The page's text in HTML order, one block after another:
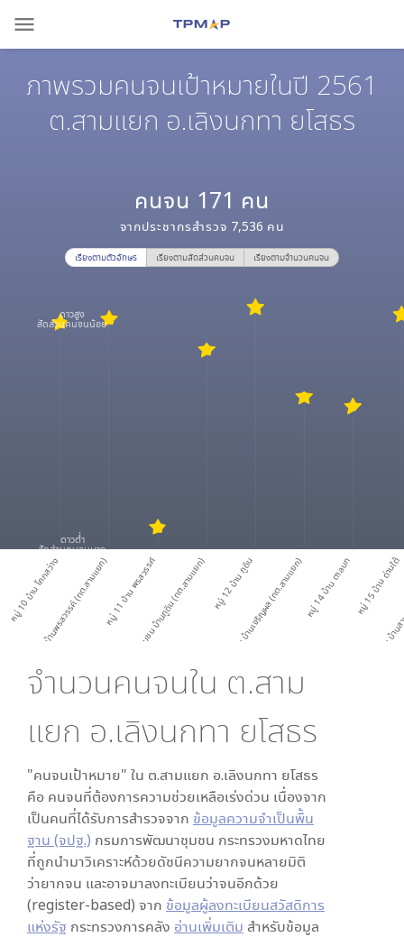
menu
ภาพรวมคนจนเป้าหมายในปี 2561
ต.สามแยก อ.เลิงนกทา ยโสธร
คนจน 171 คน
จากประชากรสำรวจ 7,536 คน
เรียงตามตัวอักษร เรียงตามสัดส่วนคนจน เรียงตามจำนวนคนจน
หมู่ 10 บ้าน โคกสว่าง
หมู่ 11 ชุมชน บ้านพรสวรรค์ (ทต.สามแยก)หมู่ 11 บ้าน พรสวรรค์
หมู่ 12 ชุมชน บ้านภูดิน (ทต.สามแยก) หมู่ 12 บ้าน ภูดิน
หมู่ 13 ชุมชน บ้านเจริญผล (ทต.สามแยก) หมู่ 14 บ้าน ตาลบก หมู่ 15 บ้าน ด่านใต้
หมู่ 1 ชุม
ดาวสูง
สัดส่วนคนจนน้อย
ดาวต่ำ
สัดส่วนคนจนมาก
จำนวนคนจนใน ต.สาม
แยก อ.เลิงนกทา ยโสธร
"คนจนเป้าหมาย" ใน ต.สามแยก อ.เลิงนกทา ยโสธร
คือ คนจนที่ต้องการความช่วยเหลือเร่งด่วน เนื่องจาก
เป็นคนที่ได้รับการสำรวจจาก ข้อมูลความจำเป็นพื้น
ฐาน (จปฐ.) กรมการพัฒนาชุมชน กระทรวงมหาดไทย
ที่ถูกนำมาวิเคราะห์ด้วยดัชนีความยากจนหลายมิติ
ว่ายากจน และอาจมาลงทะเบียนว่าจนอีกด้วย
(register-based) จาก ข้อมูลผู้ลงทะเบียนสวัสดิการ
แห่งรัฐ กระทรวงการคลัง อ่านเพิ่มเติม สำหรับข้อมูล